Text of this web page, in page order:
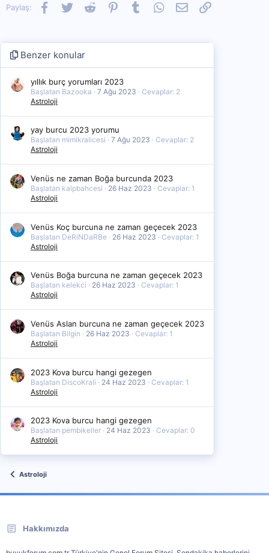
Paylaş: Facebook
TwitterReddit PinterestTumblrWhatsApp
E-postaLink
Benzer konular
yıllık burç yorumları 2023
Başlatan Bazooka 7 Ağu 2023
Cevaplar: 2
Astroloji
yay burcu 2023 yorumu
Başlatan mimikralicesi 7 Ağu 2023
Cevaplar: 2
Astroloji
Venüs ne zaman Boğa burcunda 2023
Başlatan kalpbahcesi 26 Haz 2023
Cevaplar: 1
Astroloji
Venüs Koç burcuna ne zaman geçecek 2023
Başlatan DeRiNDaRBe 26 Haz 2023
Cevaplar: 1
Astroloji
Venüs Boğa burcuna ne zaman geçecek 2023
Başlatan kelekci 26 Haz 2023
Cevaplar: 1
Astroloji
Venüs Aslan burcuna ne zaman geçecek 2023
Başlatan Bilgin 26 Haz 2023
Cevaplar: 1
Astroloji
2023 Kova burcu hangi gezegen
Başlatan DiscoKrali 24 Haz 2023
Cevaplar: 1
Astroloji
2023 Kova burcu hangi gezegen
Başlatan pembikeller 24 Haz 2023
Cevaplar: 0
Astroloji
Astroloji
Hakkımızda